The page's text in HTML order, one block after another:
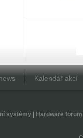
Kalendář akcí
systémy| Hardware forum